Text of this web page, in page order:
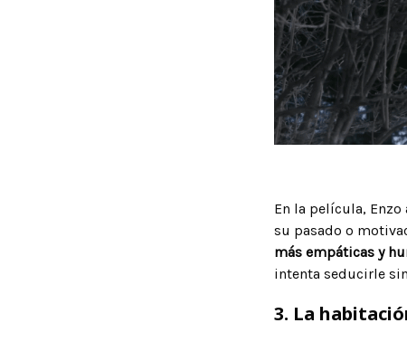
En la película,
su pasado o
más empáticas y
intenta seducirle
3. La